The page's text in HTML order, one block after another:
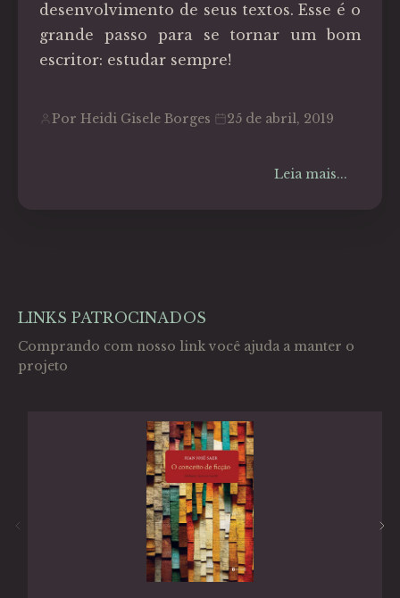
desenvolvimento de seus textos. Esse é o
grande passo para se tornar um bom
escritor: estudar sempre!
Por Heidi Gisele Borges 25 de abril, 2019
Leia mais...
LINKS PATROCINADOS
Comprando com nosso link você ajuda a manter o
projeto